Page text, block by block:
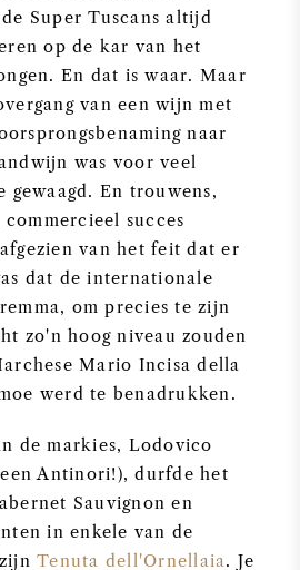
Super Tuscans altijd
op de kar van het
En dat is waar. Maar
van een wijn met
naar
was voor veel
gewaagd. En trouwens,
succes
van het feit dat er
dat de internationale
om precies te zijn
zo'n hoog niveau zouden
Mario Incisa della
werd te benadrukken.
de markies, Lodovico
Antinori!), durfde het
Sauvignon en
in enkele van de
zijnTenuta dell'Ornellaia. Je